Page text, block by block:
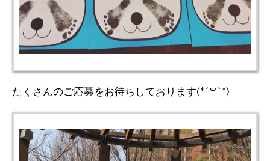
たくさんのご応募をお待ちしております(*´꒳`*)